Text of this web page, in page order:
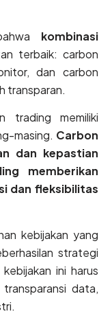
kombinasi
terbaik: carbon
dan carbon
transparan.
trading memiliki
masing. Carbon
dan kepastian
memberikan
dan fleksibilitas
kebijakan yang
strategi
ini harus
data,